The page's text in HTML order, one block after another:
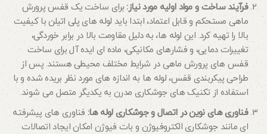
فرآیند ساخت و مواد اولیه مورد نیاز:برای ساخت یک قفس پرورش
ماهی مستحکم و قابل اعتماد، ابتدا باید لوله های پلی اتیلن با کیفیت
بالا را تهیه کرد. این لوله ها، به دلیل مقاومت بالا در برابر خوردگی،
تغییرات دمایی، و فشارهای مکانیکی، ماده ای ایده آل برای ساخت
قفس های پرورش ماهی در شرایط مختلف محیطی هستند. پس از
طراحی پیکربندی قفس، لوله ها به اندازه های مورد نظر بریده شده و با
استفاده از تکنیک های جوشکاری مدرن به یکدیگر متصل می شوند.
فناوری های نوین در اتصال و جوشکاری لوله ها:فناوری های پیشرفته
ای مانند جوشکاری الکتروفیوژن و بات فیوژن امکان ایجاد اتصالات